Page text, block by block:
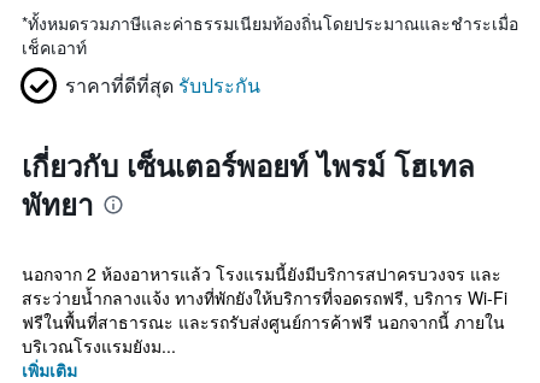
*ทั้งหมดรวมภาษีและค่าธรรมเนียมท้องถิ่นโดยประมาณและชำระเมื่อ
เช็คเอาท์
ราคาที่ดีที่สุด รับประกัน
เกี่ยวกับ เซ็นเตอร์พอยท์ ไพรม์ โฮเทล
พัทยา
นอกจาก 2 ห้องอาหารแล้ว โรงแรมนี้ยังมีบริการสปาครบวงจร และ
สระว่ายน้ำกลางแจ้ง ทางที่พักยังให้บริการที่จอดรถฟรี, บริการ Wi-Fi
ฟรีในพื้นที่สาธารณะ และรถรับส่งศูนย์การค้าฟรี นอกจากนี้ ภายใน
บริเวณโรงแรมยังม...
เพิ่มเติม